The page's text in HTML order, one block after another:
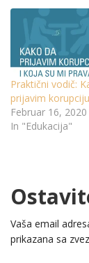
Praktični vodič:
prijavim
Februar 16, 2020
In "Edukacija"
Vaša email
prikazana sa